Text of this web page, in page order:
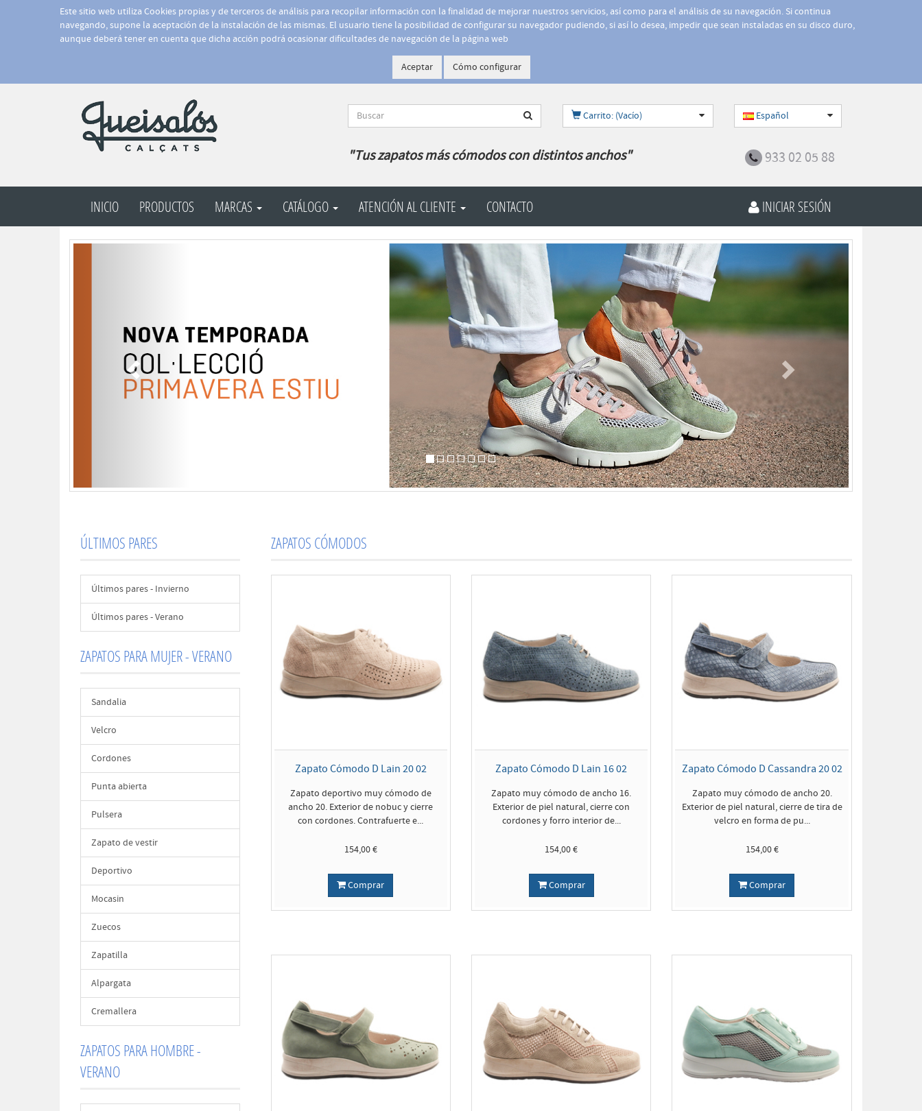
Este sitio web utiliza Cookies propias y de terceros de análisis para recopilar información con la finalidad de mejorar nuestros servicios, así como para el análisis de su navegación. Si continua
navegando, supone la aceptación de la instalación de las mismas. El usuario tiene la posibilidad de configurar su navegador pudiendo, si así lo desea, impedir que sean instaladas en su disco duro,
aunque deberá tener en cuenta que dicha acción podrá ocasionar dificultades de navegación de la página web
Aceptar Cómo configurar
Carrito: (Vacío) Español
"Tus zapatos más cómodos con distintos anchos" 933 02 05 88
INICIO PRODUCTOS MARCAS CATÁLOGO ATENCIÓN AL CLIENTE CONTACTO INICIAR SESIÓN
Siguiente
ÚLTIMOS PARES
Últimos pares - Invierno
Últimos pares - Verano
ZAPATOS PARA MUJER - VERANO
Sandalia
Velcro
Cordones
Punta abierta
Pulsera
Zapato de vestir
Deportivo
Mocasin
Zuecos
Zapatilla
Alpargata
Cremallera
ZAPATOS PARA HOMBRE -
VERANO
ZAPATOS CÓMODOS
Zapato Cómodo D Lain 20 02
Zapato deportivo muy cómodo de
ancho 20. Exterior de nobuc y cierre
con cordones. Contrafuerte e...
154,00 €
Comprar
Zapato Cómodo D Lain 16 02
Zapato muy cómodo de ancho 16.
Exterior de piel natural, cierre con
cordones y forro interior de...
154,00 €
Comprar
Zapato Cómodo D Cassandra 20 02
Zapato muy cómodo de ancho 20.
Exterior de piel natural, cierre de tira de
velcro en forma de pu...
154,00 €
Comprar